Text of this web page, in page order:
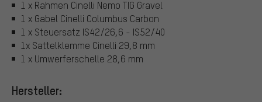
1 x Rahmen Cinelli Nemo TIG Gravel
1 x Gabel Cinelli Columbus Carbon
1 x Steuersatz IS42/26,6 - IS52/40
1x Sattelklemme Cinelli 29,8 mm
1 x Umwerferschelle 28,6 mm
Hersteller: